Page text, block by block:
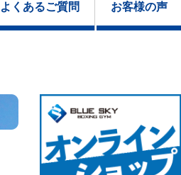
よくあるご質問 お客様の声